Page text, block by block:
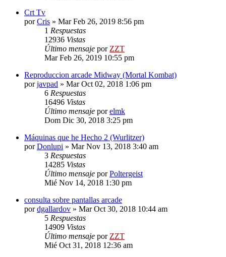
Crt Tv
porCris » Mar Feb 26, 2019 8:56 pm
1 Respuestas
12936 Vistas
Último mensaje por ZZT
Mar Feb 26, 2019 10:55 pm
Reproduccion arcade Midway (Mortal Kombat)
porjavpad » Mar Oct 02, 2018 1:06 pm
6 Respuestas
16496 Vistas
Último mensaje porelmk
Dom Dic 30, 2018 3:25 pm
Máquinas que he Hecho 2 (Wurlitzer)
porDonlupi » Mar Nov 13, 2018 3:40 am
3 Respuestas
14285 Vistas
Último mensaje porPoltergeist
Mié Nov 14, 2018 1:30 pm
consulta sobre pantallas arcade
pordgallardov » Mar Oct 30, 2018 10:44 am
5 Respuestas
14909 Vistas
Último mensaje por ZZT
Mié Oct 31, 2018 12:36 am